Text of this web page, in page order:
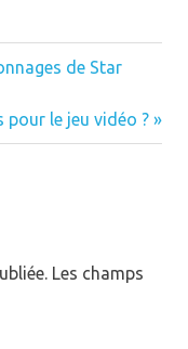
de Star
pour le jeu vidéo ?
Les champs